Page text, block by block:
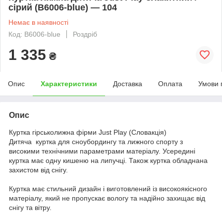
сірий (B6006-blue) — 104
Немає в наявності
Код: B6006-blue
Роздріб
1 335 ₴
Опис Характеристики Доставка Оплата Умови
Опис
Куртка гірськолижна фірми Just Play (Словакція)
Дитяча куртка для сноубордингу та лижного спорту з
високими технічними параметрами матеріалу. Усередині
куртка має одну кишеню на липучці. Також куртка обладнана
захистом від снігу.
Куртка має стильний дизайн і виготовлений із високоякісного
матеріалу, який не пропускає вологу та надійно захищає від
снігу та вітру.